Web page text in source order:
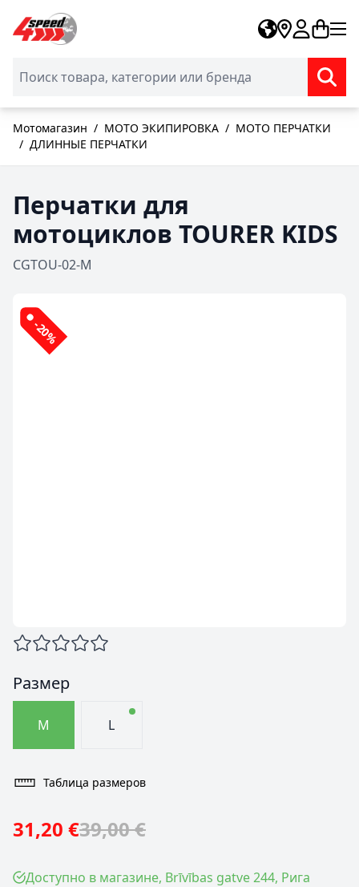
Skip to Content
Мотомагазин / МОТО ЭКИПИРОВКА / МОТО ПЕРЧАТКИ
/ ДЛИННЫЕ ПЕРЧАТКИ
Перчатки для
мотоциклов TOURER KIDS
CGTOU-02-M
-20%
Размер
M L
Таблица размеров
31,20 €39,00 €
Доступно в магазине, Brīvības gatve 244, Рига